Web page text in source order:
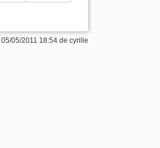
05/05/2011 18:54 de cyrille